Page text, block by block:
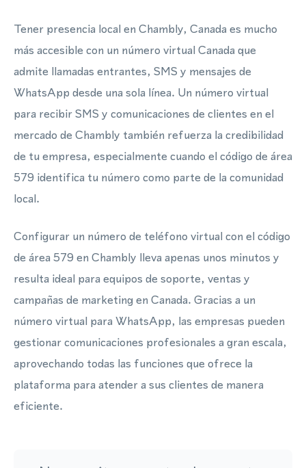
Tener presencia local en Chambly, Canada es mucho
más accesible con un número virtual Canada que
admite llamadas entrantes, SMS y mensajes de
WhatsApp desde una sola línea. Un número virtual
para recibir SMS y comunicaciones de clientes en el
mercado de Chambly también refuerza la credibilidad
de tu empresa, especialmente cuando el código de área
579 identifica tu número como parte de la comunidad
local.
Configurar un número de teléfono virtual con el código
de área 579 en Chambly lleva apenas unos minutos y
resulta ideal para equipos de soporte, ventas y
campañas de marketing en Canada. Gracias a un
número virtual para WhatsApp, las empresas pueden
gestionar comunicaciones profesionales a gran escala,
aprovechando todas las funciones que ofrece la
plataforma para atender a sus clientes de manera
eficiente.